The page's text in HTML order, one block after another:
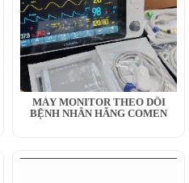
MÁY MONITOR THEO DÕI
BỆNH NHÂN HÃNG COMEN